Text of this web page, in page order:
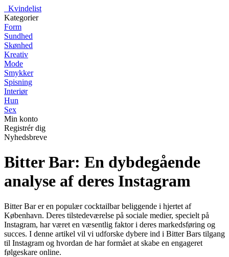
Kvindelist
Kategorier
Form
Sundhed
Skønhed
Kreativ
Mode
Smykker
Spisning
Interiør
Hun
Sex
Min konto
Registrér dig
Nyhedsbreve
Bitter Bar: En dybdegående
analyse af deres Instagram
Bitter Bar er en populær cocktailbar beliggende i hjertet af
København. Deres tilstedeværelse på sociale medier, specielt på
Instagram, har været en væsentlig faktor i deres markedsføring og
succes. I denne artikel vil vi udforske dybere ind i Bitter Bars tilgang
til Instagram og hvordan de har formået at skabe en engageret
følgeskare online.